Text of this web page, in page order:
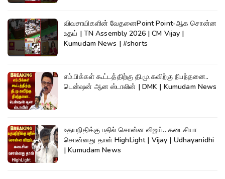
விவசாயிகளின் வேதனைPoint Point-ஆக சொன்ன
உதய் | TN Assembly 2026 | CM Vijay |
Kumudam News | #shorts
எம்.பிக்கள் கூட்டத்திற்கு தி.மு.கவிற்கு நிபந்தனை..
டென்ஷன் ஆன ஸ்டாலின் | DMK | Kumudam News
உதயநிதிக்கு பதில் சொன்ன விஜய்.. கடைசியா
சொன்னது தான் HighLight | Vijay | Udhayanidhi
| Kumudam News